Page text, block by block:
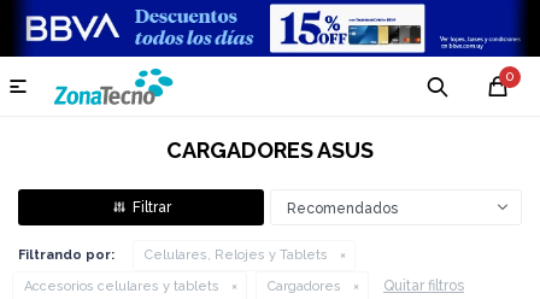
0

CARGADORES ASUS
Recomendados
Filtrando por:
Celulares, Relojes y Tablets
Accesorios celulares y tablets
Cargadores Quitar filtros